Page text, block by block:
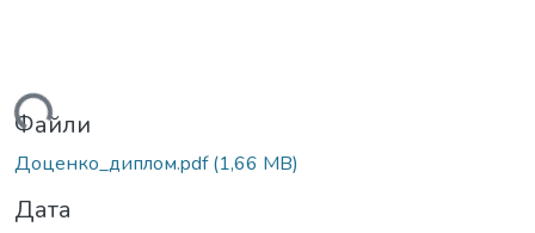
Файли
Доценко_диплом.pdf(1,66 MB)
Дата